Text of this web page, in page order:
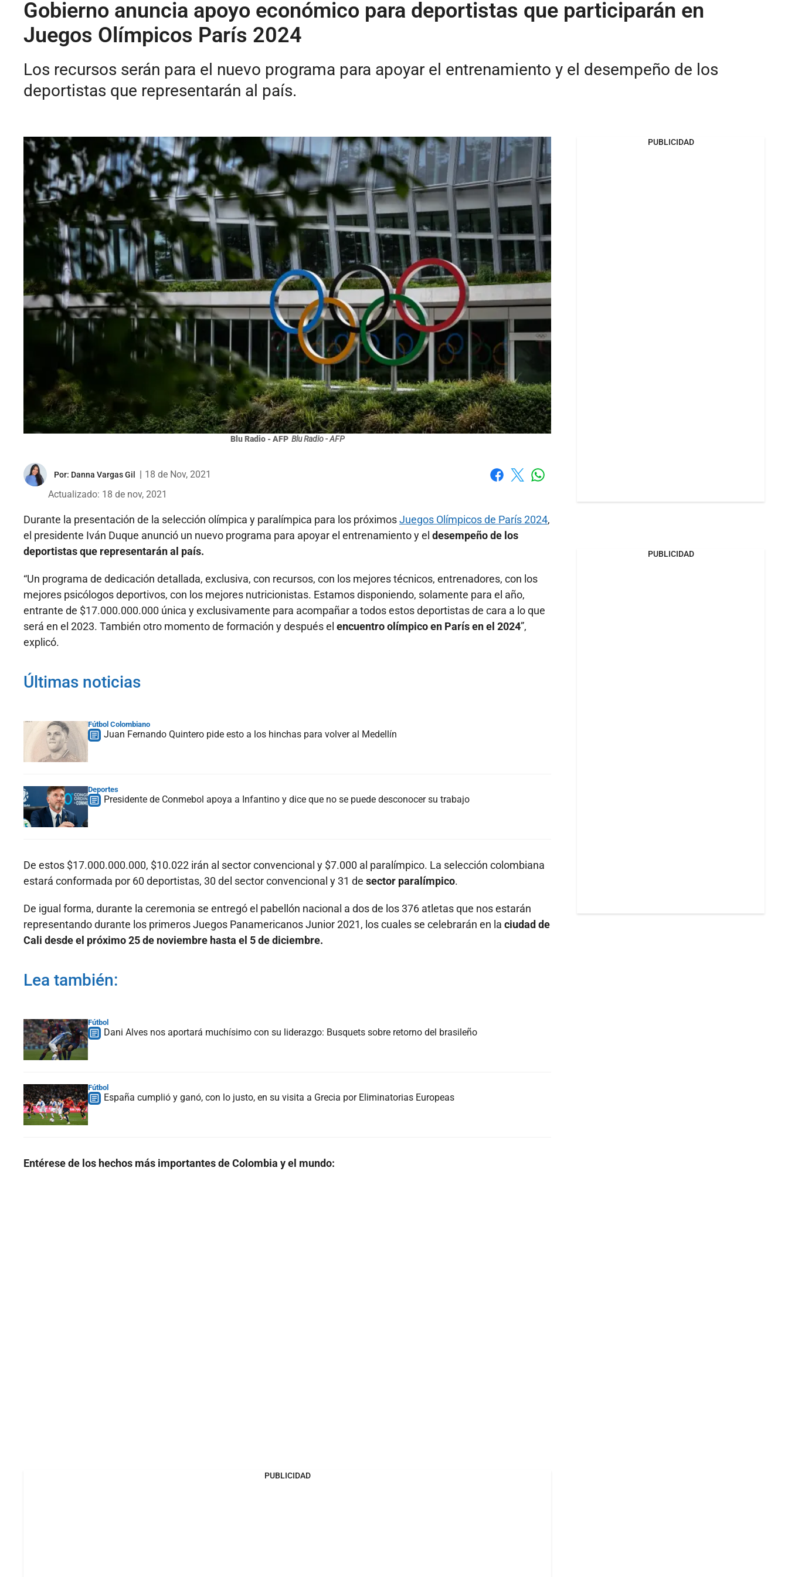
Gobierno anuncia apoyo económico para deportistas que participarán en
Juegos Olímpicos París 2024
Los recursos serán para el nuevo programa para apoyar el entrenamiento y el desempeño de los
deportistas que representarán al país.
Blu Radio - AFP Blu Radio - AFP
Por: Danna Vargas Gil
18 de Nov, 2021
Actualizado: 18 de nov, 2021
Durante la presentación de la selección olímpica y paralímpica para los próximosJuegos Olímpicos de París 2024,
el presidente Iván Duque anunció un nuevo programa para apoyar el entrenamiento y el desempeño de los
deportistas que representarán al país.
“Un programa de dedicación detallada, exclusiva, con recursos, con los mejores técnicos, entrenadores, con los
mejores psicólogos deportivos, con los mejores nutricionistas. Estamos disponiendo, solamente para el año,
entrante de $17.000.000.000 única y exclusivamente para acompañar a todos estos deportistas de cara a lo que
será en el 2023. También otro momento de formación y después el encuentro olímpico en París en el 2024”,
explicó.
Últimas noticias
Fútbol Colombiano
Juan Fernando Quintero pide esto a los hinchas para volver al Medellín
Deportes
Presidente de Conmebol apoya a Infantino y dice que no se puede desconocer su trabajo
De estos $17.000.000.000, $10.022 irán al sector convencional y $7.000 al paralímpico. La selección colombiana
estará conformada por 60 deportistas, 30 del sector convencional y 31 de sector paralímpico.
De igual forma, durante la ceremonia se entregó el pabellón nacional a dos de los 376 atletas que nos estarán
representando durante los primeros Juegos Panamericanos Junior 2021, los cuales se celebrarán en la ciudad de
Cali desde el próximo 25 de noviembre hasta el 5 de diciembre.
Lea también:
Fútbol
Dani Alves nos aportará muchísimo con su liderazgo: Busquets sobre retorno del brasileño
Fútbol
España cumplió y ganó, con lo justo, en su visita a Grecia por Eliminatorias Europeas
Entérese de los hechos más importantes de Colombia y el mundo:
PUBLICIDAD
PUBLICIDAD
PUBLICIDAD